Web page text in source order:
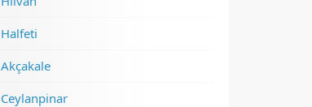
Halfeti
Akçakale
Ceylanpinar